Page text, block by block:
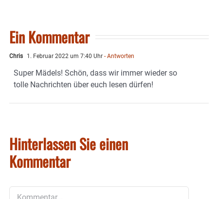
Ein Kommentar
Chris 1. Februar 2022 um 7:40 Uhr - Antworten
Super Mädels! Schön, dass wir immer wieder so
tolle Nachrichten über euch lesen dürfen!
Hinterlassen Sie einen
Kommentar